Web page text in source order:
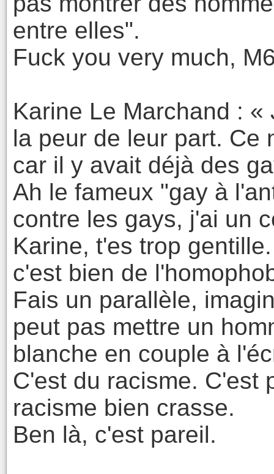
entre elles".
Fuck you very much,
Karine Le Marchand :
la peur de leur part. Ce
car il y avait déjà des
Ah le fameux "gay à
contre les gays, j'ai un
Karine, t'es trop
c'est bien de
Fais un parallèle,
peut pas mettre un
blanche en couple à
C'est du racisme. C'est
racisme bien crasse.
Ben là, c'est pareil.